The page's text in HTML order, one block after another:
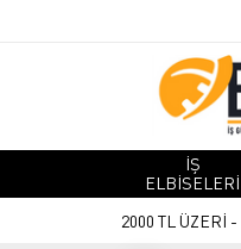
İŞ
ELBİSELERİ
2000 TL ÜZERİ -